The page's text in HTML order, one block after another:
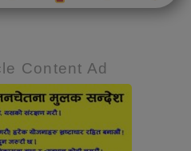
Content Ad